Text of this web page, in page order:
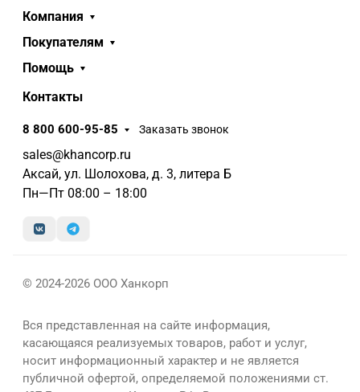
Компания
Покупателям
Помощь
Контакты
8 800 600-95-85 Заказать звонок
sales@khancorp.ru
Аксай, ул. Шолохова, д. 3, литера Б
Пн—Пт 08:00 – 18:00
© 2024-2026 ООО Ханкорп
Вся представленная на сайте информация,
касающаяся реализуемых товаров, работ и услуг,
носит информационный характер и не является
публичной офертой, определяемой положениями ст.